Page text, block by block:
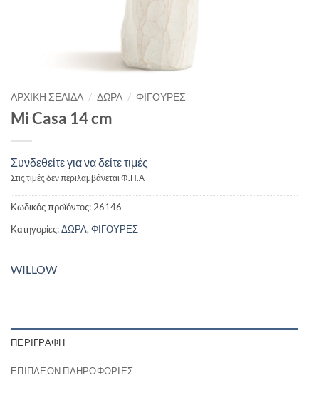
ΑΡΧΙΚΉ ΣΕΛΊΔΑ / ΔΩΡΑ / ΦΙΓΟΥΡΕΣ
Mi Casa 14 cm
Συνδεθείτε για να δείτε τιμές
Στις τιμές δεν περιλαμβάνεται Φ.Π.Α
Κωδικός προϊόντος:26146
Κατηγορίες:ΔΩΡΑ,ΦΙΓΟΥΡΕΣ
WILLOW
ΠΕΡΙΓΡΑΦΉ
ΕΠΙΠΛΈΟΝ ΠΛΗΡΟΦΟΡΊΕΣ